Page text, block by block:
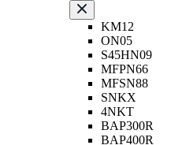
KM12
ON05
S45HN09
MFPN66
MFSN88
SNKX
4NKT
BAP300R
BAP400R